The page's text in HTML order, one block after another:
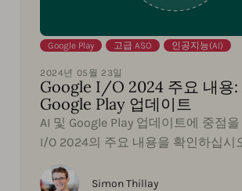
Google Play 고급 ASO 인공지능(AI)
2024년 05월 23일
Google I/O 2024 주요 내용:
Google Play 업데이트
AI 및 Google Play 업데이트에 중점
I/O 2024의 주요 내용을 확인하십시
Simon Thillay